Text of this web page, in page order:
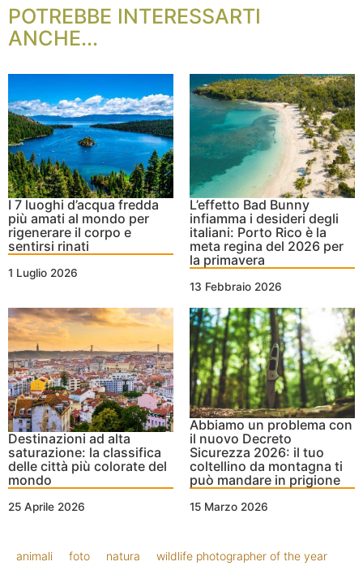
POTREBBE INTERESSARTI
ANCHE...
I 7 luoghi d’acqua fredda
più amati al mondo per
rigenerare il corpo e
sentirsi rinati
1 Luglio 2026
L’effetto Bad Bunny
infiamma i desideri degli
italiani: Porto Rico è la
meta regina del 2026 per
la primavera
13 Febbraio 2026
Destinazioni ad alta
saturazione: la classifica
delle città più colorate del
mondo
25 Aprile 2026
Abbiamo un problema con
il nuovo Decreto
Sicurezza 2026: il tuo
coltellino da montagna ti
può mandare in prigione
15 Marzo 2026
animali foto natura wildlife photographer of the year